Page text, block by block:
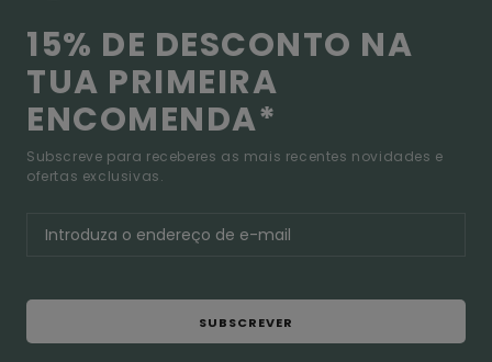
15% DE DESCONTO NA
TUA PRIMEIRA
ENCOMENDA*
Subscreve para receberes as mais recentes novidades e
ofertas exclusivas.
SUBSCREVER